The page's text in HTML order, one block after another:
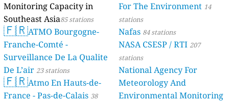
Monitoring Capacity in
Southeast Asia85 stations
🇫🇷ATMO Bourgogne-
Franche-Comté -
Surveillance De La Qualite
De L’air 23 stations
🇫🇷Atmo En Hauts-de-
France - Pas-de-Calais 38
For The Environment 14
stations
Nafas 84 stations
NASA CSESP / RTI 207
stations
National Agency For
Meteorology And
Environmental Monitoring